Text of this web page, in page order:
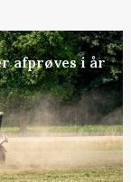
afprøves i år